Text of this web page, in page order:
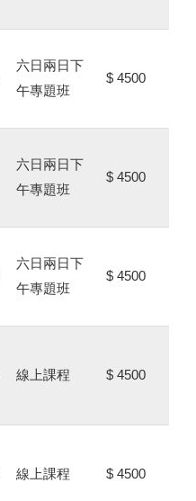
六日兩日下
午專題班
$ 4500
六日兩日下
午專題班
$ 4500
六日兩日下
午專題班
$ 4500
線上課程 $ 4500
線上課程 $ 4500